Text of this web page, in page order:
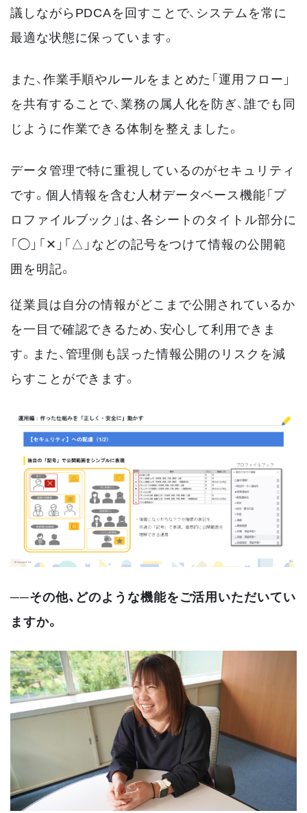
議しながらPDCAを回すことで、システムを常に
最適な状態に保っています。
また、作業手順やルールをまとめた「運用フロー」
を共有することで、業務の属人化を防ぎ、誰でも同
じように作業できる体制を整えました。
データ管理で特に重視しているのがセキュリティ
です。個人情報を含む人材データベース機能「プ
ロファイルブック」は、各シートのタイトル部分に
「◯」「✕」「△」などの記号をつけて情報の公開範
囲を明記。
従業員は自分の情報がどこまで公開されているか
を一目で確認できるため、安心して利用できま
す。また、管理側も誤った情報公開のリスクを減
らすことができます。
──その他、どのような機能をご活用いただいてい
ますか。